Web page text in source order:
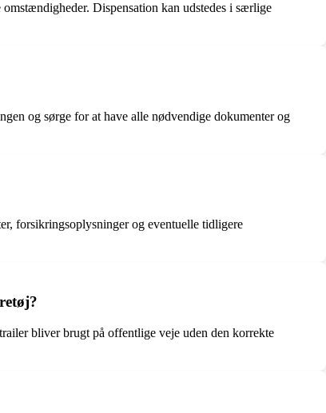
Dispensation kan udstedes i særlige
og sørge for at have alle nødvendige dokumenter og
forsikringsoplysninger og eventuelle tidligere
bliver brugt på offentlige veje uden den korrekte